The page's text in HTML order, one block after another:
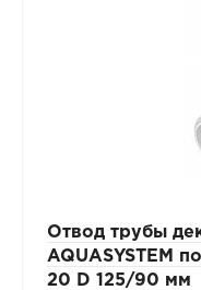
Отвод трубы
AQUASYSTEM
20 D 125/90 мм